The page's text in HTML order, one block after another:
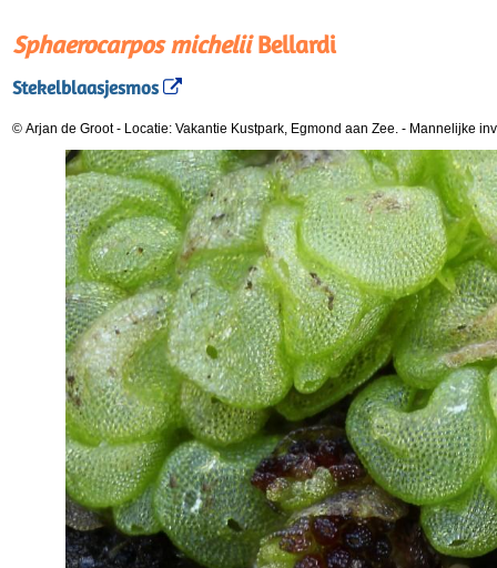
Sphaerocarpos micheliiBellardi
Stekelblaasjesmos
© Arjan de Groot- Locatie: Vakantie Kustpark, Egmond aan Zee. - Mannelijke